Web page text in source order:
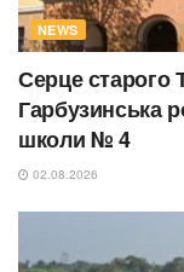
NEWS
Серце старого
Гарбузинська
школи № 4
02.08.2026